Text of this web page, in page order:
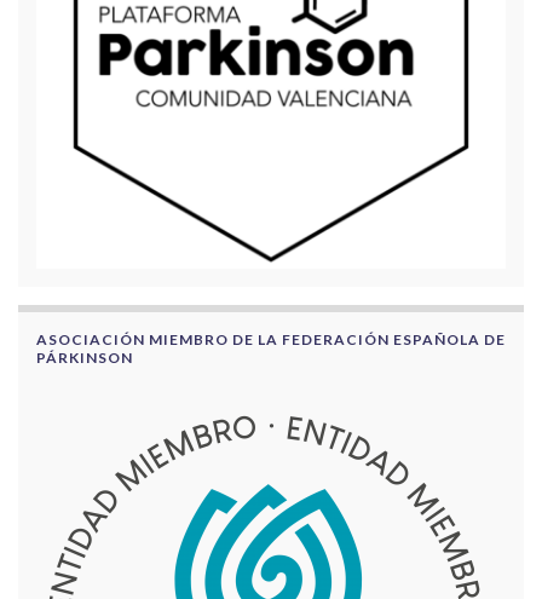
ASOCIACIÓN MIEMBRO DE LA FEDERACIÓN ESPAÑOLA DE
PÁRKINSON